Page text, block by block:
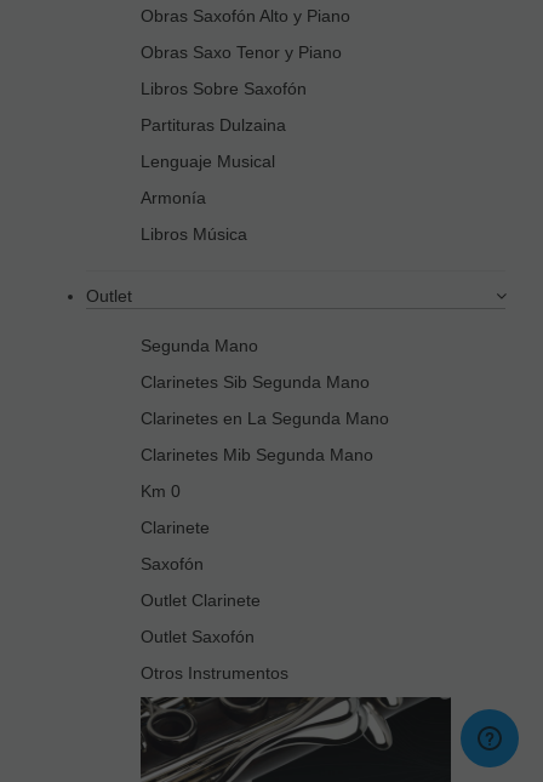
Obras Saxofón Alto y Piano
Obras Saxo Tenor y Piano
Libros Sobre Saxofón
Partituras Dulzaina
Lenguaje Musical
Armonía
Libros Música
Outlet
Segunda Mano
Clarinetes Sib Segunda Mano
Clarinetes en La Segunda Mano
Clarinetes Mib Segunda Mano
Km 0
Clarinete
Saxofón
Outlet Clarinete
Outlet Saxofón
Otros Instrumentos